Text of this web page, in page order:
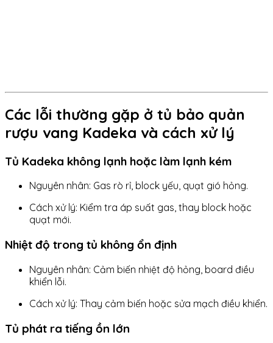
Các lỗi thường gặp ở tủ bảo quản
rượu vang Kadeka và cách xử lý
Tủ Kadeka không lạnh hoặc làm lạnh kém
Nguyên nhân: Gas rò rỉ, block yếu, quạt gió hỏng.
Cách xử lý: Kiểm tra áp suất gas, thay block hoặc
quạt mới.
Nhiệt độ trong tủ không ổn định
Nguyên nhân: Cảm biến nhiệt độ hỏng, board điều
khiển lỗi.
Cách xử lý: Thay cảm biến hoặc sửa mạch điều khiển.
Tủ phát ra tiếng ồn lớn